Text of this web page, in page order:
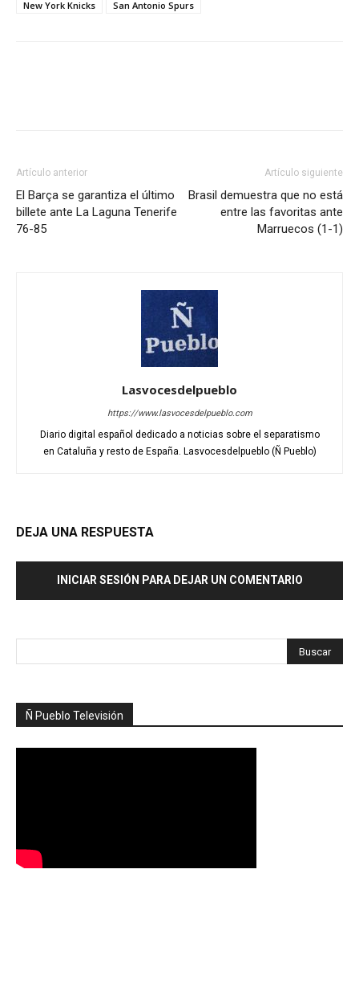
New York Knicks San Antonio Spurs
Artículo anterior
El Barça se garantiza el último
billete ante La Laguna Tenerife
76-85
Artículo siguiente
Brasil demuestra que no está
entre las favoritas ante
Marruecos (1-1)
Lasvocesdelpueblo
https://www.lasvocesdelpueblo.com
Diario digital español dedicado a noticias sobre el separatismo
en Cataluña y resto de España. Lasvocesdelpueblo (Ñ Pueblo)
DEJA UNA RESPUESTA
INICIAR SESIÓN PARA DEJAR UN COMENTARIO
Ñ Pueblo Televisión